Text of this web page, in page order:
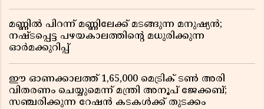
മണ്ണിൽ പിറന്ന് മണ്ണിലേക്ക് മടങ്ങുന്ന മനുഷ്യൻ;
നഷ്ടപ്പെട്ട പഴയകാലത്തിൻ്റെ മധുരിക്കുന്ന
ഓർമക്കുറിപ്പ്
ഈ ഓണക്കാലത്ത് 1,65,000 മെട്രിക് ടൺ അരി
വിതരണം ചെയ്യുമെന്ന് മന്ത്രി അനൂപ് ജേക്കബ്;
സഞ്ചരിക്കുന്ന റേഷൻ കടകൾക്ക് തുടക്കം